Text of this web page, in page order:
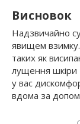
Висновок
Надзвичайно
явищем
таких як
лущення шкіри
у вас
вдома за